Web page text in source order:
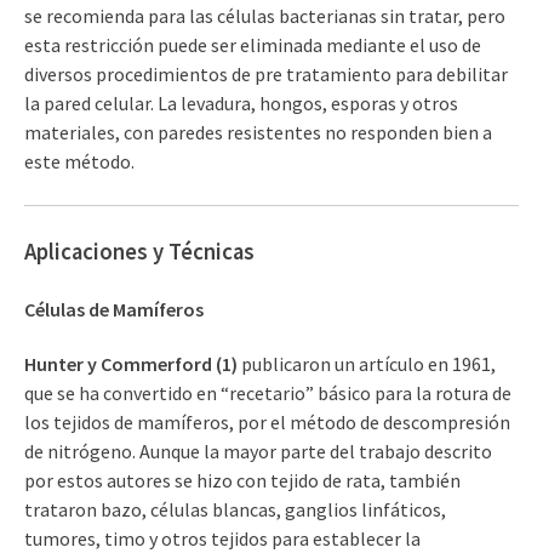
se recomienda para las células bacterianas sin tratar, pero
esta restricción puede ser eliminada mediante el uso de
diversos procedimientos de pre tratamiento para debilitar
la pared celular. La levadura, hongos, esporas y otros
materiales, con paredes resistentes no responden bien a
este método.
Aplicaciones y Técnicas
Células de Mamíferos
Hunter y Commerford (1) publicaron un artículo en 1961,
que se ha convertido en “recetario” básico para la rotura de
los tejidos de mamíferos, por el método de descompresión
de nitrógeno. Aunque la mayor parte del trabajo descrito
por estos autores se hizo con tejido de rata, también
trataron bazo, células blancas, ganglios linfáticos,
tumores, timo y otros tejidos para establecer la